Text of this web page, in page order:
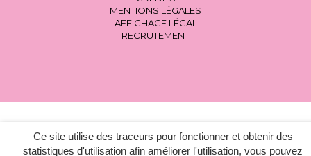
Ce site utilise des traceurs pour fonctionner et obtenir des
statistiques d'utilisation afin améliorer l'utilisation, vous pouvez
MENTIONS LÉGALES
AFFICHAGE LÉGAL
RECRUTEMENT